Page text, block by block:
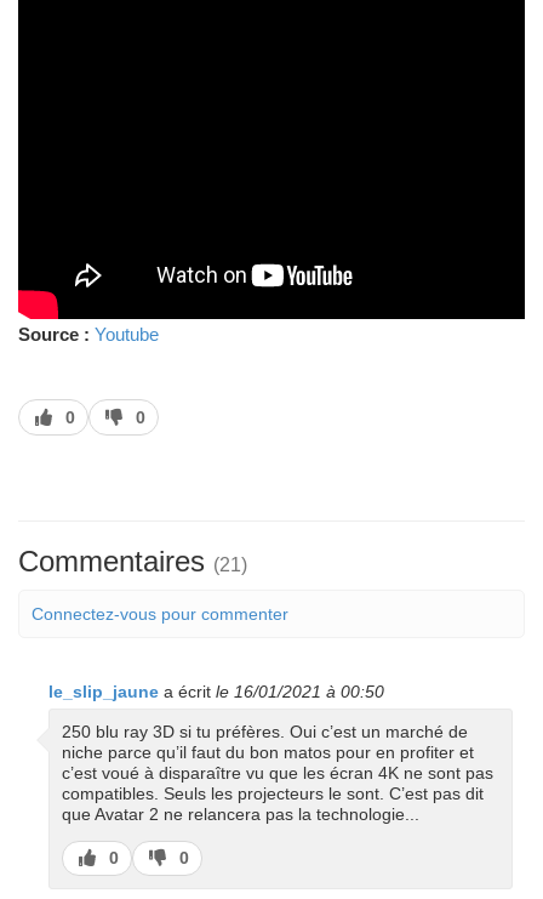
Source : Youtube
J’aime
0
J’aime
pas
0
Commentaires (21)
Connectez-vous pour commenter
le_slip_jaune a écrit le 16/01/2021 à 00:50
250 blu ray 3D si tu préfères. Oui c’est un marché de
niche parce qu’il faut du bon matos pour en profiter et
c’est voué à disparaître vu que les écran 4K ne sont pas
compatibles. Seuls les projecteurs le sont. C’est pas dit
que Avatar 2 ne relancera pas la technologie...
J’aime
0
J’aime
pas
0